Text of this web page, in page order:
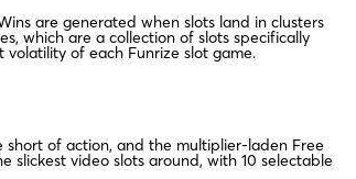
are generated when slots land in clusters
which are a collection of slots specifically
of each Funrize slot game.
short of action, and the multiplier-laden Free
slickest video slots around, with 10 selectable